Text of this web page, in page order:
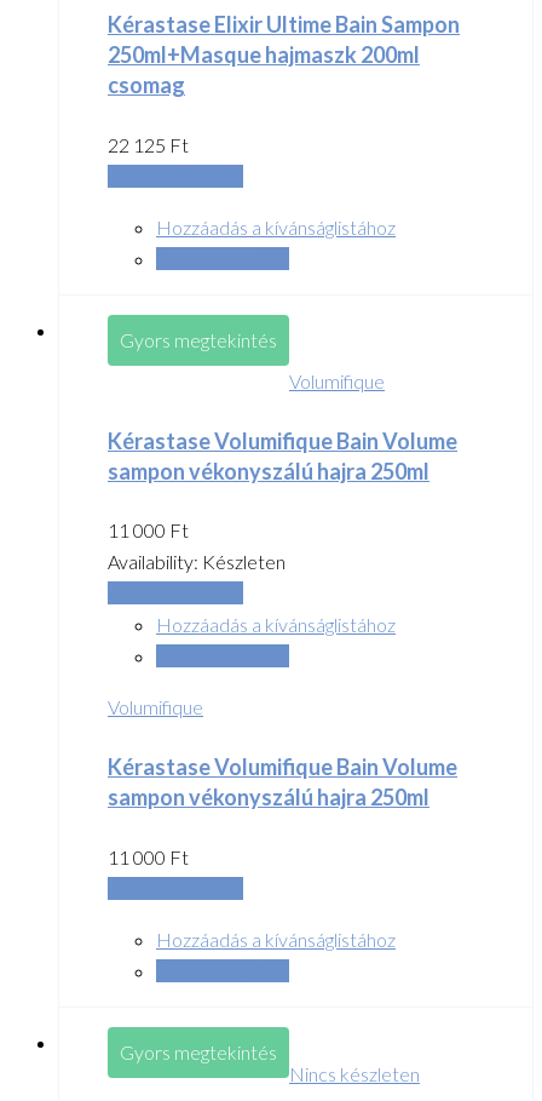
Kérastase Elixir Ultime Bain Sampon
250ml+Masque hajmaszk 200ml
csomag
22 125 Ft
Hozzáadás a kívánságlistához
Gyors megtekintés
Volumifique
Kérastase Volumifique Bain Volume
sampon vékonyszálú hajra 250ml
11 000 Ft
Availability: Készleten
Hozzáadás a kívánságlistához
Volumifique
Kérastase Volumifique Bain Volume
sampon vékonyszálú hajra 250ml
11 000 Ft
Hozzáadás a kívánságlistához
Gyors megtekintés
Nincs készleten